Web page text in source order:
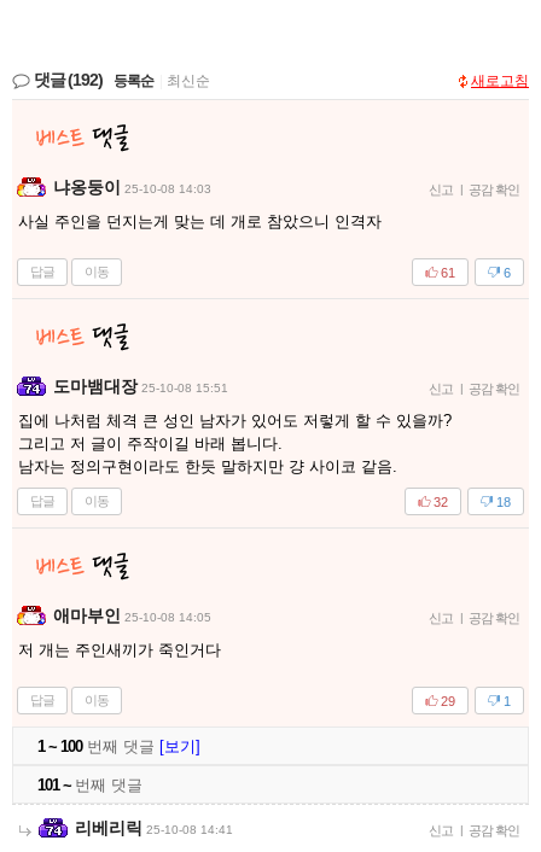
댓글(192) 등록순 최신순 새로고침
냐옹둥이 25-10-08 14:03 신고 | 공감 확인
사실 주인을 던지는게 맞는 데 개로 참았으니 인격자
답글 이동 6
61
도마뱀대장 25-10-08 15:51 신고 | 공감 확인
집에 나처럼 체격 큰 성인 남자가 있어도 저렇게 할 수 있을까?
그리고 저 글이 주작이길 바래 봅니다.
남자는 정의구현이라도 한듯 말하지만 걍 사이코 같음.
답글 이동 18
32
애마부인 25-10-08 14:05 신고 | 공감 확인
저 개는 주인새끼가 죽인거다
답글 이동 1
29
1 ~ 100번째 댓글 [보기]
101 ~ 번째 댓글
리베리릭 25-10-08 14:41 신고 | 공감 확인